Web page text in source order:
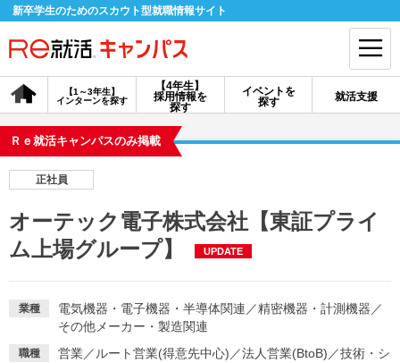
新卒学生のためのスカウト型就職情報サイト
【4年生】
採用情報を
探す
【1～3年生】
インターンを探す
イベントを
探す
就活支援
会員登録 ログイン
探す
【4年生】
【4年生】
イベントを探す スカウト
Ｒｅ就活キャンパスのみ掲載
正社員
オーテック電子株式会社【東証プライ
ム上場グループ】
UPDATE
業種 電気機器・電子機器・半導体関連 ／精密機器・計測機器 ／
その他メーカー・製造関連
職種 営業／ ルート営業(得意先中心) ／法人営業(BtoB) ／技術・シ